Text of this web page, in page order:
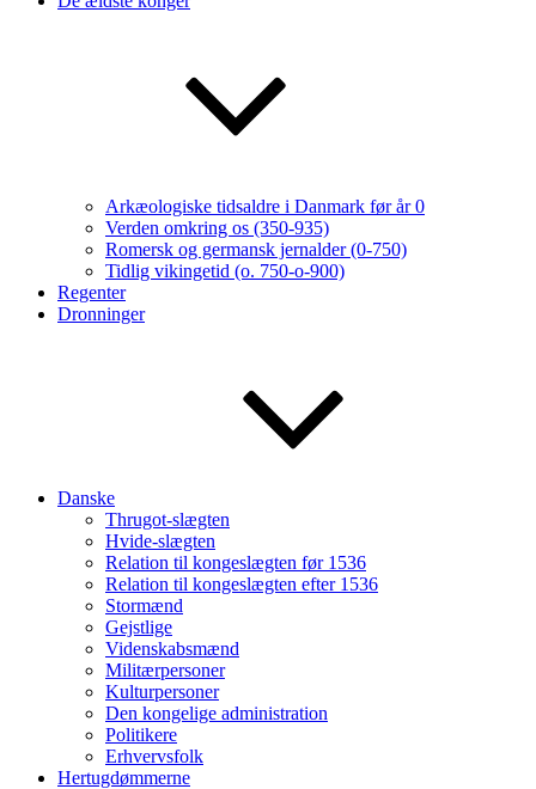
Arkæologiske tidsaldre i Danmark før år 0
Verden omkring os (350-935)
Romersk og germansk jernalder (0-750)
Tidlig vikingetid (o. 750-o-900)
Regenter
Dronninger
Danske
Thrugot-slægten
Hvide-slægten
Relation til kongeslægten før 1536
Relation til kongeslægten efter 1536
Stormænd
Gejstlige
Videnskabsmænd
Militærpersoner
Kulturpersoner
Den kongelige administration
Politikere
Erhvervsfolk
Hertugdømmerne